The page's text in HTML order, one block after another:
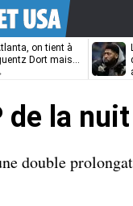
on tient à
Dort mais…
de la
double